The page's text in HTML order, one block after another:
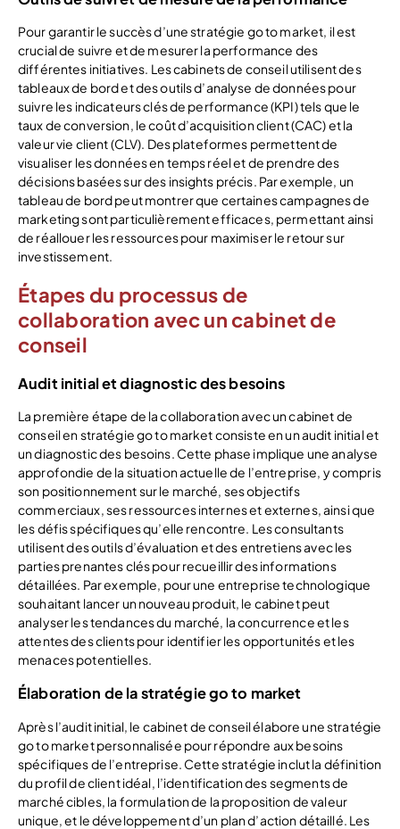
Pour garantir le succès d’une stratégie go to market, il est
crucial de suivre et de mesurer la performance des
différentes initiatives. Les cabinets de conseil utilisent des
tableaux de bord et des outils d’analyse de données pour
suivre les indicateurs clés de performance (KPI) tels que le
taux de conversion, le coût d’acquisition client (CAC) et la
valeur vie client (CLV). Des plateformes permettent de
visualiser les données en temps réel et de prendre des
décisions basées sur des insights précis. Par exemple, un
tableau de bord peut montrer que certaines campagnes de
marketing sont particulièrement efficaces, permettant ainsi
de réallouer les ressources pour maximiser le retour sur
investissement.
Étapes du processus de
collaboration avec un cabinet de
conseil
Audit initial et diagnostic des besoins
La première étape de la collaboration avec un cabinet de
conseil en stratégie go to market consiste en un audit initial et
un diagnostic des besoins. Cette phase implique une analyse
approfondie de la situation actuelle de l’entreprise, y compris
son positionnement sur le marché, ses objectifs
commerciaux, ses ressources internes et externes, ainsi que
les défis spécifiques qu’elle rencontre. Les consultants
utilisent des outils d’évaluation et des entretiens avec les
parties prenantes clés pour recueillir des informations
détaillées. Par exemple, pour une entreprise technologique
souhaitant lancer un nouveau produit, le cabinet peut
analyser les tendances du marché, la concurrence et les
attentes des clients pour identifier les opportunités et les
menaces potentielles.
Élaboration de la stratégie go to market
Après l’audit initial, le cabinet de conseil élabore une stratégie
go to market personnalisée pour répondre aux besoins
spécifiques de l’entreprise. Cette stratégie inclut la définition
du profil de client idéal, l’identification des segments de
marché cibles, la formulation de la proposition de valeur
unique, et le développement d’un plan d’action détaillé. Les